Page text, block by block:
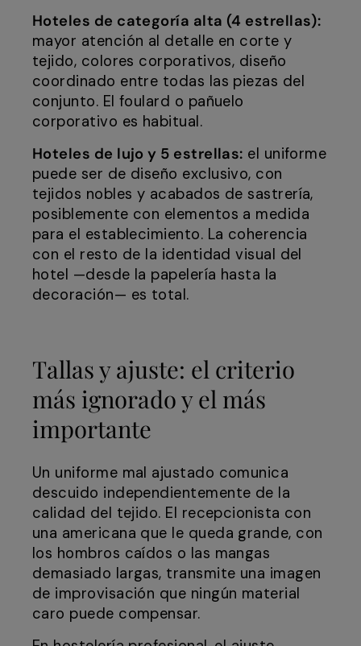
Hoteles de categoría alta (4 estrellas):
mayor atención al detalle en corte y
tejido, colores corporativos, diseño
coordinado entre todas las piezas del
conjunto. El foulard o pañuelo
corporativo es habitual.
Hoteles de lujo y 5 estrellas: el uniforme
puede ser de diseño exclusivo, con
tejidos nobles y acabados de sastrería,
posiblemente con elementos a medida
para el establecimiento. La coherencia
con el resto de la identidad visual del
hotel —desde la papelería hasta la
decoración— es total.
Tallas y ajuste: el criterio
más ignorado y el más
importante
Un uniforme mal ajustado comunica
descuido independientemente de la
calidad del tejido. El recepcionista con
una americana que le queda grande, con
los hombros caídos o las mangas
demasiado largas, transmite una imagen
de improvisación que ningún material
caro puede compensar.